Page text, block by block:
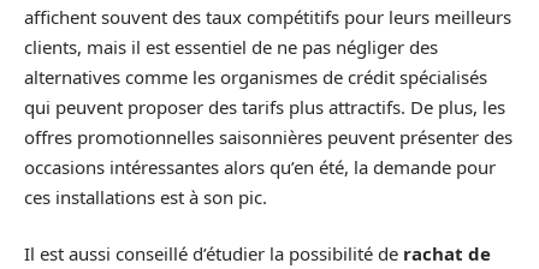
affichent souvent des taux compétitifs pour leurs meilleurs
clients, mais il est essentiel de ne pas négliger des
alternatives comme les organismes de crédit spécialisés
qui peuvent proposer des tarifs plus attractifs. De plus, les
offres promotionnelles saisonnières peuvent présenter des
occasions intéressantes alors qu’en été, la demande pour
ces installations est à son pic.
Il est aussi conseillé d’étudier la possibilité de rachat de